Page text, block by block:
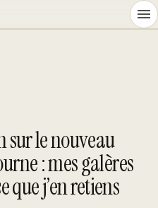
sur le nouveau
: mes galères
que j’en retiens